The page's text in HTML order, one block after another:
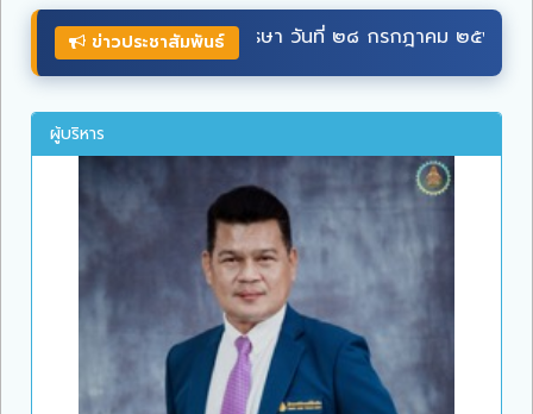
ข่าวประชาสัมพันธ์
๘ กรกฎาคม ๒๕๖๙ ผ่านระบบออนไลน์ ที่เว็บไซต์หน่วยราชการ
ผู้บริหาร